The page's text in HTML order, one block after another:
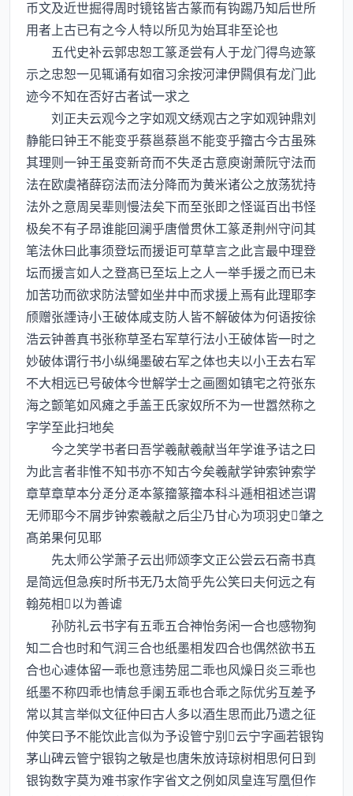
币文及近世掘得周时镜铭皆古篆而有钩踢乃知后世所
用者上古已有之今人特以所见为始耳非至论也
五代史补云郭忠恕工篆尝有人于龙门得鸟迹篆
示之忠恕一见辄诵有如宿习余按河津伊闗俱有龙门此
迹今不知在否好古者试一求之
刘正夫云观今之字如观文绣观古之字如观钟鼎刘
静能曰钟王不能变乎蔡邕蔡邕不能变乎籀古今古虽殊
其理则一钟王虽变新竒而不失古意庾谢萧阮守法而
法在欧虞褚薛窃法而法分降而为黄米诸公之放荡犹持
法外之意周吴辈则慢法矣下而至张即之怪诞百出书怪
极矣不有子昂谁能回澜乎唐僧贯休工篆荆州守问其
笔法休曰此事须登坛而援讵可草草言之此言最中理登
坛而援言如人之登髙已至坛上之人一举手援之而已未
加苦功而欲求防法譬如坐井中而求援上焉有此理耶李
颀赠张諲诗小王破体咸支防人皆不解破体为何语按徐
浩云钟善真书张称草圣右军草行法小王破体皆一时之
妙破体谓行书小纵绳墨破右军之体也夫以小王去右军
不大相远已号破体今世解学士之画圏如镇宅之符张东
海之颤笔如风瘫之手盖王氏家奴所不为一世嚣然称之
字学至此扫地矣
今之笑学书者曰吾学羲献羲献当年学谁予诘之曰
为此言者非惟不知书亦不知古今矣羲献学钟索钟索学
章草章草本分分本篆籀篆籀本科斗逓相祖述岂谓
无师耶今不屑步钟索羲献之后尘乃甘心为项羽史肇之
髙弟果何见耶
先太师公学萧子云出师颂李文正公尝云石斋书真
是简远但急疾时所书无乃太简乎先公笑曰夫何远之有
翰苑相以为善谑
孙防礼云书字有五乖五合神怡务闲一合也感物狥
知二合也时和气润三合也纸墨相发四合也偶然欲书五
合也心遽体留一乖也意违势屈二乖也风燥日炎三乖也
纸墨不称四乖也情怠手阑五乖也合乖之际优劣互差予
常以其言举似文征仲曰古人多以酒生思而此乃遗之征
仲笑曰予不能饮此言似为予设管宁别云宁字画若银钩
茅山碑云管宁银钩之敏是也唐朱放诗琼树相思何日到
银钩数字莫为难书家作字省文之例如凤皇连写凰但作